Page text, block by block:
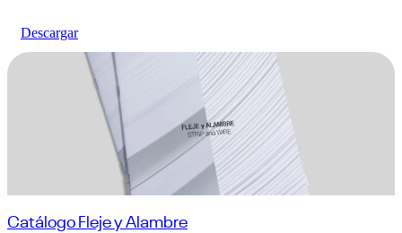
Descargar
Catálogo Fleje y Alambre